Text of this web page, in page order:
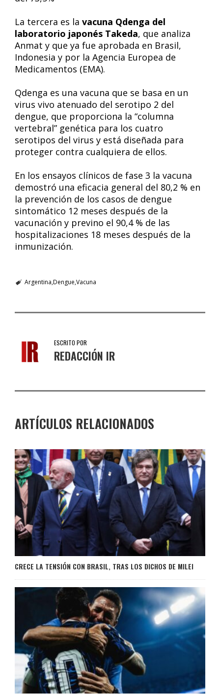
La tercera es la vacuna Qdenga del
laboratorio japonés Takeda, que analiza
Anmat y que ya fue aprobada en Brasil,
Indonesia y por la Agencia Europea de
Medicamentos (EMA).
Qdenga es una vacuna que se basa en un
virus vivo atenuado del serotipo 2 del
dengue, que proporciona la “columna
vertebral” genética para los cuatro
serotipos del virus y está diseñada para
proteger contra cualquiera de ellos.
En los ensayos clínicos de fase 3 la vacuna
demostró una eficacia general del 80,2 % en
la prevención de los casos de dengue
sintomático 12 meses después de la
vacunación y previno el 90,4 % de las
hospitalizaciones 18 meses después de la
inmunización.
Argentina Dengue Vacuna
ESCRITO POR
REDACCIÓN IR
ARTÍCULOS RELACIONADOS
CRECE LA TENSIÓN CON BRASIL, TRAS LOS DICHOS DE MILEI